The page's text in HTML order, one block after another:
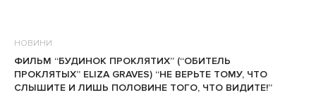
НОВИНИ
ФИЛЬМ “БУДИНОК ПРОКЛЯТИХ” (“ОБИТЕЛЬ
ПРОКЛЯТЫХ” ELIZA GRAVES) “НЕ ВЕРЬТЕ ТОМУ, ЧТО
СЛЫШИТЕ И ЛИШЬ ПОЛОВИНЕ ТОГО, ЧТО ВИДИТЕ!”